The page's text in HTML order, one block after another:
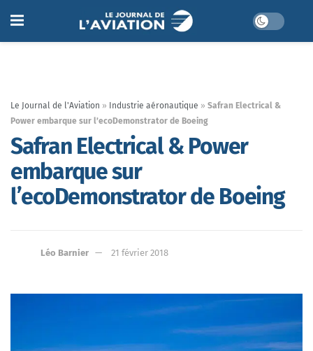
Le Journal de l'Aviation » Industrie aéronautique » Safran Electrical &
Power embarque sur l’ecoDemonstrator de Boeing
Safran Electrical & Power
embarque sur
l’ecoDemonstrator de Boeing
Léo Barnier 21 février 2018